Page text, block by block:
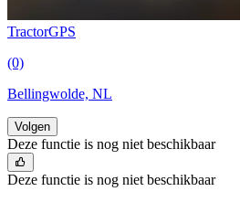
TractorGPS
(0)
Bellingwolde, NL
Volgen
Deze functie is nog niet beschikbaar
Deze functie is nog niet beschikbaar